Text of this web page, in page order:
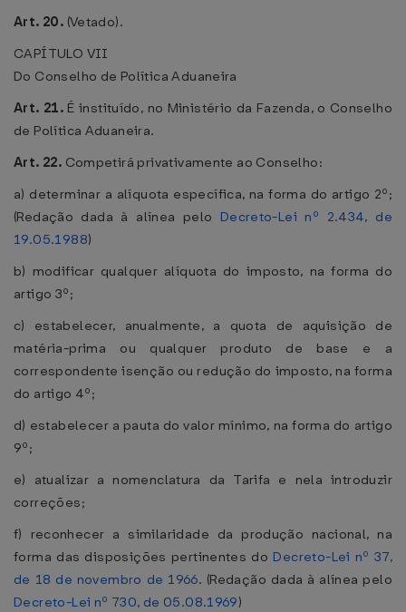
Art. 20. (Vetado).
CAPÍTULO VII
Do Conselho de Política Aduaneira
Art. 21. É instituído, no Ministério da Fazenda, o Conselho
de Política Aduaneira.
Art. 22. Competirá privativamente ao Conselho:
a) determinar a alíquota específica, na forma do artigo 2º;
(Redação dada à alínea pelo Decreto-Lei nº 2.434, de
19.05.1988)
b) modificar qualquer alíquota do imposto, na forma do
artigo 3º;
c) estabelecer, anualmente, a quota de aquisição de
matéria-prima ou qualquer produto de base e a
correspondente isenção ou redução do imposto, na forma
do artigo 4º;
d) estabelecer a pauta do valor mínimo, na forma do artigo
9º;
e) atualizar a nomenclatura da Tarifa e nela introduzir
correções;
f) reconhecer a similaridade da produção nacional, na
forma das disposições pertinentes do Decreto-Lei nº 37,
de 18 de novembro de 1966. (Redação dada à alínea pelo
Decreto-Lei nº 730, de 05.08.1969)